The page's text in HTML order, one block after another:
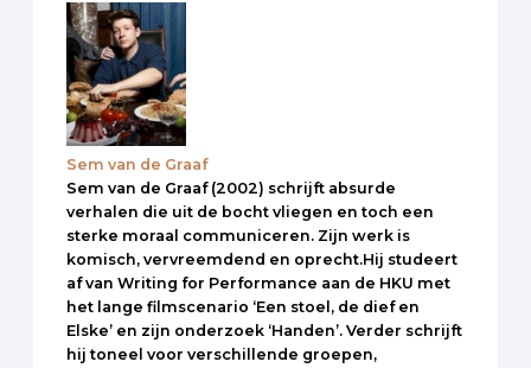
Sem van de Graaf
Sem van de Graaf (2002) schrijft absurde
verhalen die uit de bocht vliegen en toch een
sterke moraal communiceren. Zijn werk is
komisch, vervreemdend en oprecht.Hij studeert
af van Writing for Performance aan de HKU met
het lange filmscenario ‘Een stoel, de dief en
Elske’ en zijn onderzoek ‘Handen’. Verder schrijft
hij toneel voor verschillende groepen,